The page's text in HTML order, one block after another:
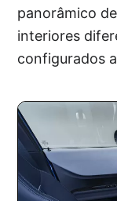
panorâmico
interiores
configurados